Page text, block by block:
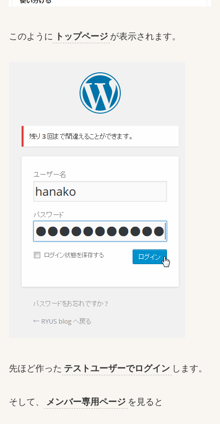
このように トップページ が表示されます。
先ほど作った テストユーザーでログイン します。
そして、 メンバー専用ページ を見ると